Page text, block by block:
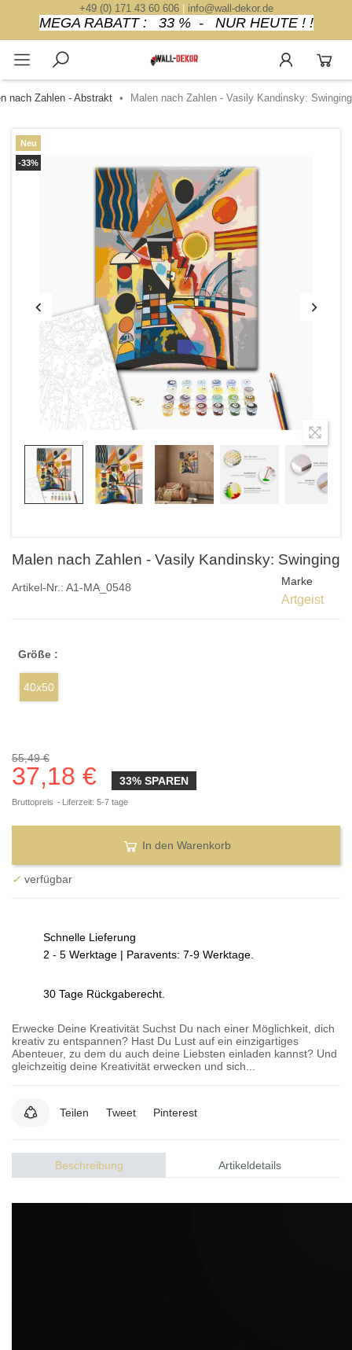
+49 (0) 171 43 60 606| info@wall-dekor.de
MEGA RABATT : 33 % - NUR HEUTE ! !
nach Zahlen - Abstrakt Malen nach Zahlen - Vasily Kandinsky: Swinging
-33%
Neu
Malen nach Zahlen - Vasily Kandinsky: Swinging
Artikel-Nr.: A1-MA_0548 Marke
Artgeist
Größe :
40x50
55,49 €
37,18 € 33% SPAREN
Bruttopreis Liferzeit: 5-7 tage
In den Warenkorb
✓ verfügbar
Schnelle Lieferung
2 - 5 Werktage | Paravents: 7-9 Werktage.
30 Tage Rückgaberecht.
Erwecke Deine Kreativität Suchst Du nach einer Möglichkeit, dich
kreativ zu entspannen? Hast Du Lust auf ein einzigartiges
Abenteuer, zu dem du auch deine Liebsten einladen kannst? Und
gleichzeitig deine Kreativität erwecken und sich...
Teilen Tweet Pinterest
Beschreibung Artikeldetails